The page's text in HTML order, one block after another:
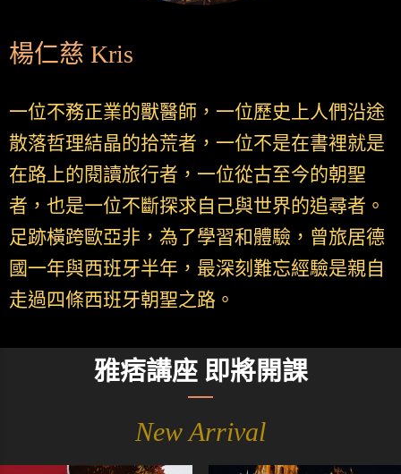
楊仁慈 Kris
一位不務正業的獸醫師，一位歷史上人們沿途
散落哲理結晶的拾荒者，一位不是在書裡就是
在路上的閱讀旅行者，一位從古至今的朝聖
者，也是一位不斷探求自己與世界的追尋者。
足跡橫跨歐亞非，為了學習和體驗，曾旅居德
國一年與西班牙半年，最深刻難忘經驗是親自
走過四條西班牙朝聖之路。
雅痞講座 即將開課
New Arrival